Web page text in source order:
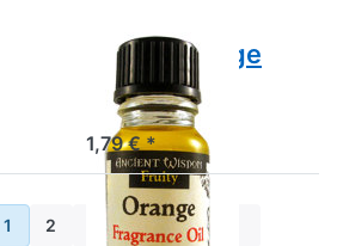
Duftöl Orange
Duftöl Orange
1,79 € *
1 2 4 Weiter